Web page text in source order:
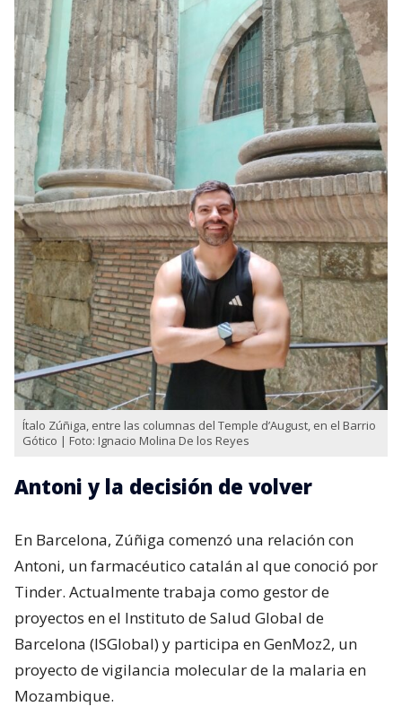
Ítalo Zúñiga, entre las columnas del Temple d’August, en el Barrio
Gótico | Foto: Ignacio Molina De los Reyes
Antoni y la decisión de volver
En Barcelona, Zúñiga comenzó una relación con
Antoni, un farmacéutico catalán al que conoció por
Tinder. Actualmente trabaja como gestor de
proyectos en el Instituto de Salud Global de
Barcelona (ISGlobal) y participa en GenMoz2, un
proyecto de vigilancia molecular de la malaria en
Mozambique.